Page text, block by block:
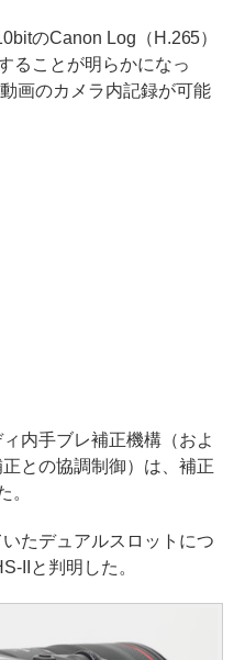
のCanon Log（H.265）
ることが明らかになっ
画のカメラ内記録が可能
内手ブレ補正機構（およ
との協調制御）は、補正
。
たデュアルスロットにつ
IIと判明した。